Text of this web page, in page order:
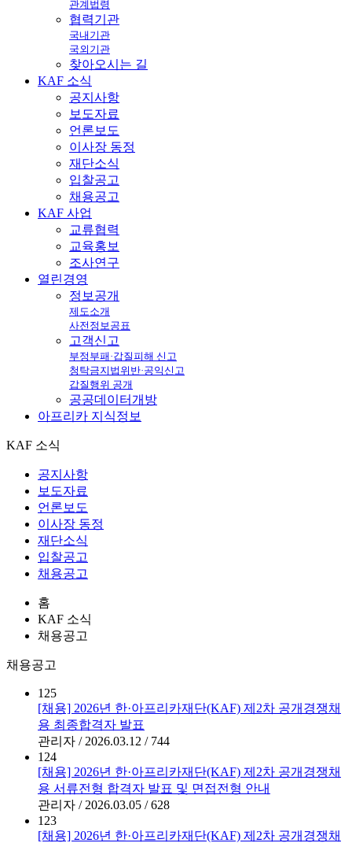
관계법령
협력기관
국내기관
국외기관
찾아오시는 길
KAF 소식
공지사항
보도자료
언론보도
이사장 동정
재단소식
입찰공고
채용공고
KAF 사업
교류협력
교육홍보
조사연구
열린경영
정보공개
제도소개
사전정보공표
고객신고
부정부패·갑질피해 신고
청탁금지법위반·공익신고
갑질행위 공개
공공데이터개방
아프리카 지식정보
KAF 소식
공지사항
보도자료
언론보도
이사장 동정
재단소식
입찰공고
채용공고
홈
KAF 소식
채용공고
채용공고
125
[채용] 2026년 한·아프리카재단(KAF) 제2차 공개경쟁채
용 최종합격자 발표
관리자 / 2026.03.12 / 744
124
[채용] 2026년 한·아프리카재단(KAF) 제2차 공개경쟁채
용 서류전형 합격자 발표 및 면접전형 안내
관리자 / 2026.03.05 / 628
123
[채용] 2026년 한·아프리카재단(KAF) 제2차 공개경쟁채